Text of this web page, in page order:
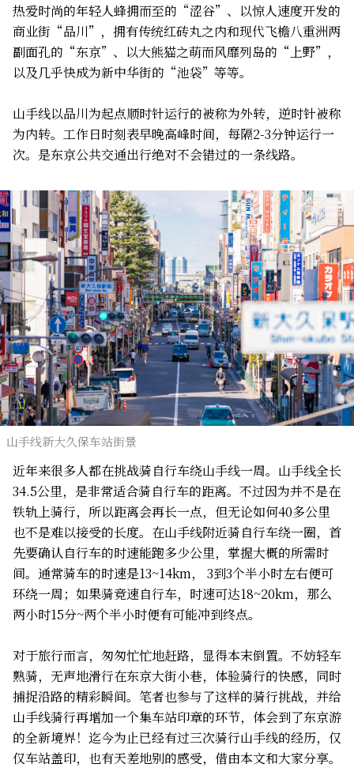
热爱时尚的年轻人蜂拥而至的“涩谷”、以惊人速度开发的
商业街“品川”，拥有传统红砖丸之内和现代飞檐八重洲两
副面孔的“东京”、以大熊猫之萌而风靡列岛的“上野”，
以及几乎快成为新中华街的“池袋”等等。
山手线以品川为起点顺时针运行的被称为外转，逆时针被称
为内转。工作日时刻表早晚高峰时间，每隔2-3分钟运行一
次。是东京公共交通出行绝对不会错过的一条线路。
山手线新大久保车站街景
近年来很多人都在挑战骑自行车绕山手线一周。山手线全长
34.5公里，是非常适合骑自行车的距离。不过因为并不是在
铁轨上骑行，所以距离会再长一点，但无论如何40多公里
也不是难以接受的长度。在山手线附近骑自行车绕一圈，首
先要确认自行车的时速能跑多少公里，掌握大概的所需时
间。通常骑车的时速是13~14km， 3到3个半小时左右便可
环绕一周；如果骑竞速自行车，时速可达18~20km，那么
两小时15分~两个半小时便有可能冲到终点。
对于旅行而言，匆匆忙忙地赶路，显得本末倒置。不妨轻车
熟骑，无声地滑行在东京大街小巷，体验骑行的快感，同时
捕捉沿路的精彩瞬间。笔者也参与了这样的骑行挑战，并给
山手线骑行再增加一个集车站印章的环节，体会到了东京游
的全新境界！迄今为止已经有过三次骑行山手线的经历，仅
仅车站盖印，也有天差地别的感受，借由本文和大家分享。